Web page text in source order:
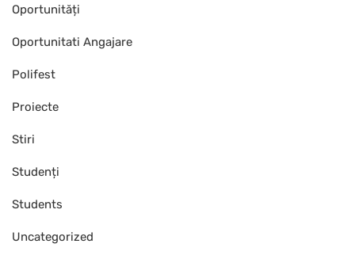
Oportunități
Oportunitati Angajare
Polifest
Proiecte
Stiri
Studenți
Students
Uncategorized